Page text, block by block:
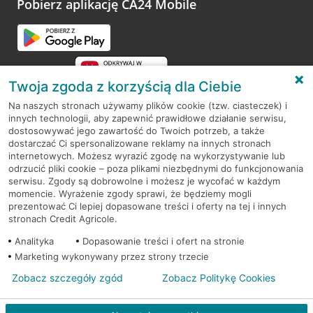
Pobierz aplikację CA24 Mobile
RODO
Regulamin serwisu
Mapa serwisu
PolitykaCookies
© 2026 Credit Agricole Bank Polska S.A. Wszelkie prawa zastrzeżone
Twoja zgoda z korzyścią dla Ciebie
Na naszych stronach używamy plików cookie (tzw. ciasteczek) i
innych technologii, aby zapewnić prawidłowe działanie serwisu,
dostosowywać jego zawartość do Twoich potrzeb, a także
dostarczać Ci spersonalizowane reklamy na innych stronach
internetowych. Możesz wyrazić zgodę na wykorzystywanie lub
odrzucić pliki cookie – poza plikami niezbędnymi do funkcjonowania
serwisu. Zgody są dobrowolne i możesz je wycofać w każdym
momencie. Wyrażenie zgody sprawi, że będziemy mogli
prezentować Ci lepiej dopasowane treści i oferty na tej i innych
stronach Credit Agricole.
Analityka
Dopasowanie treści i ofert na stronie
Marketing wykonywany przez strony trzecie
Zobacz szczegóły zgód Zobacz Politykę Cookies